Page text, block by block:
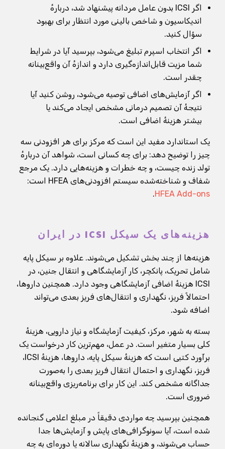
اگر ICSI بدون عامل مردانه پیشنهاد شد، دربارهٔ
اندیکاسیون و شاخص بالینی مورد انتظار برای بهبود
سؤال کنید.
اگر انتخاب اسپرم تبلیغ می‌شود، بپرسید آیا در شرایط
شما مزیت قابل‌اندازه‌گیری دارد و اندازهٔ آن واقع‌بینانه
چقدر است.
اگر آزمایش‌های اضافی توصیه می‌شود، روشن کنید آیا
نتیجهٔ آن تصمیم درمانی مشخص ایجاد می‌کند یا
بیشتر هزینهٔ اضافی است.
یک استاندارد مفید این است که مرکز برای هر افزودنی سه
چیز را توضیح دهد: برای چه کسانی است، شواهد آن دربارهٔ
تولد زنده چیست، و چه خطرات و هزینه‌هایی دارد. یک مرجع
شفاف و شناخته‌شده سیستم افزودنی‌های HFEA است:
HFEA Add-ons
.
هزینه‌های یک سیکل ICSI در ایران
هزینه‌ها از چند بخش تشکیل می‌شوند. علاوه بر سیکل پایه
شامل تحریک، پانکچر، کار آزمایشگاهی و انتقال جنین، در
ICSI هزینهٔ اضافی آزمایشگاهی وجود دارد. همچنین داروها،
احتمالاً فریز، نگهداری و انتقال‌های فریز بعدی می‌تواند
اضافه شود.
بسته به شهر، مرکز، کیفیت آزمایشگاه و نیاز دارویی، هزینهٔ
کلی بسیار متغیر است. در عمل، مهم‌ترین کار درخواست یک
برآورد کتبی است که هزینهٔ سیکل پایه، داروها، هزینهٔ ICSI،
فریز، نگهداری و احتمال انتقال فریز بعدی را به‌صورت
جداگانه مشخص کند. این کار برای برنامه‌ریزی واقع‌بینانه
ضروری است.
همچنین بپرسید چه مواردی دقیقاً در مبلغ اعلامی گنجانده
شده است، آیا سونوگرافی‌های پایش و آزمایش‌ها جدا
حساب می‌شوند، و هزینهٔ نگهداری سالانه یا دوره‌ای به چه